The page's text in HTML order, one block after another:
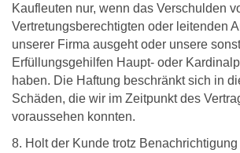
Kaufleuten nur, wenn das Verschulden
Vertretungsberechtigten oder leitenden
unserer Firma ausgeht oder unsere
Erfüllungsgehilfen Haupt- oder
haben. Die Haftung beschränkt sich in
Schäden, die wir im Zeitpunkt des
voraussehen konnten.
8. Holt der Kunde trotz